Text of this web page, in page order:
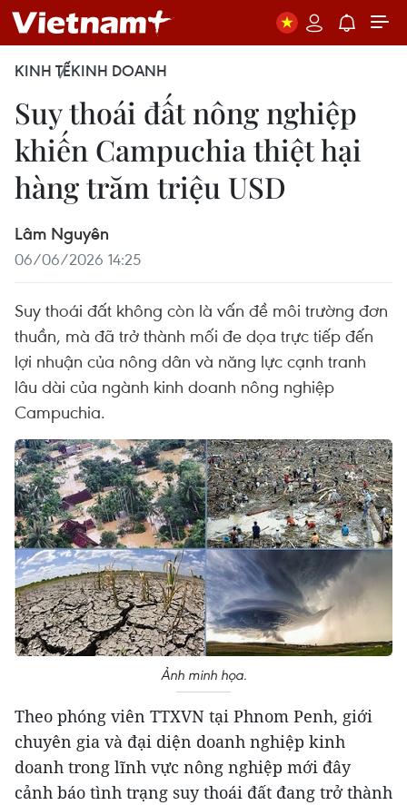
KINH TẾKINH DOANH
Suy thoái đất nông nghiệp
khiến Campuchia thiệt hại
hàng trăm triệu USD
Lâm Nguyên
06/06/2026 14:25
Suy thoái đất không còn là vấn đề môi trường đơn
thuần, mà đã trở thành mối đe dọa trực tiếp đến
lợi nhuận của nông dân và năng lực cạnh tranh
lâu dài của ngành kinh doanh nông nghiệp
Campuchia.
Ảnh minh họa.
Theo phóng viên TTXVN tại Phnom Penh, giới
chuyên gia và đại diện doanh nghiệp kinh
doanh trong lĩnh vực nông nghiệp mới đây
cảnh báo tình trạng suy thoái đất đang trở thành